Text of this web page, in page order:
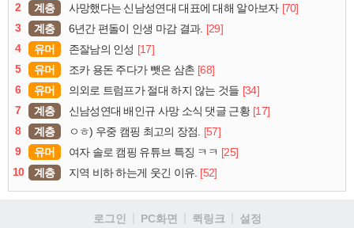
2
계층 사망했다는 신남성연대 대표에 대해 알아보자 [70]
3
계층 6년간 편돌이 인생 마감 결과. [29]
4
유머 존잘남의 인성 [17]
5
유머 조카 용돈 주다가 뺏은 삼촌 [68]
6
유머 의외로 트럼프가 절대 하지 않는 것들 [34]
7
계층 신남성연대 배인규 사망 소식 댓글 근황 [17]
8
계층 ㅇㅎ) 우중 캠핑 최고의 장점. [57]
9
유머 여자 솔로 캠핑 유튜브 특징 ㅋㅋ [25]
10
계층 지역 비하 하는게 웃긴 이유. [52]
로그인 PC화면 퀵링크
설정